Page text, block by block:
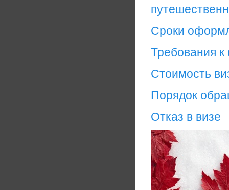
Сроки
Требования к
Стоимость
Порядок
Отказ в визе